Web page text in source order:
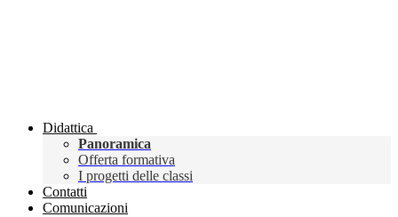
Didattica
Panoramica
Offerta formativa
I progetti delle classi
Contatti
Comunicazioni